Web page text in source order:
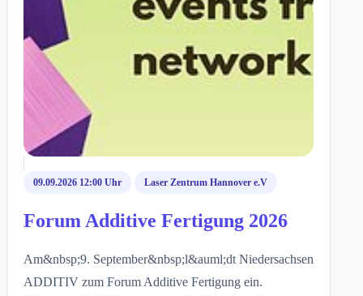
09.09.2026 12:00 Uhr Laser Zentrum Hannover e.V
Forum Additive Fertigung 2026
Am&nbsp;9. September&nbsp;l&auml;dt Niedersachsen
ADDITIV zum Forum Additive Fertigung ein.